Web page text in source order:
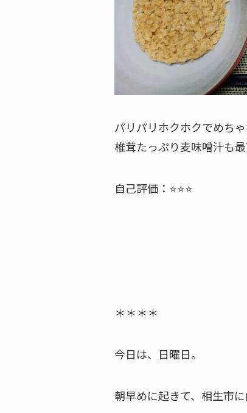
パリパリホクホクでめち
椎茸たっぷり麦味噌汁も
自己評価：⭐️⭐️⭐️
＊＊＊＊
今日は、日曜日。
朝早めに起きて、相生市に